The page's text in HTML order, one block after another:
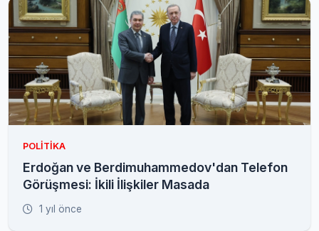
POLITIKA
Erdoğan ve Berdimuhammedov'dan Telefon
Görüşmesi: İkili İlişkiler Masada
1 yıl önce